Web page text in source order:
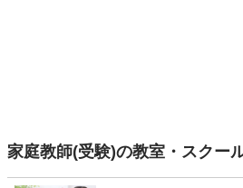
家庭教師(受験)の教室・スクー